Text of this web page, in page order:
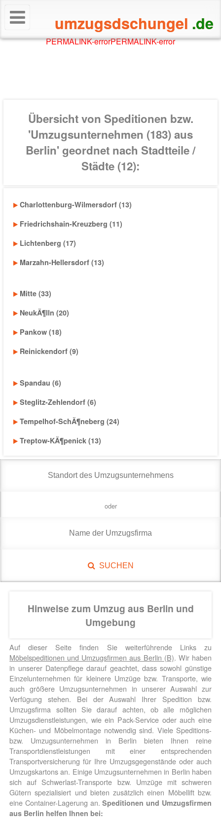
umzugsdschungel .de
PERMALINK-errorPERMALINK-error
Übersicht von Speditionen bzw.
'Umzugsunternehmen (183) aus
Berlin'geordnet nach Stadtteile /
Städte (12):
Charlottenburg-Wilmersdorf (13)
Friedrichshain-Kreuzberg (11)
Lichtenberg (17)
Marzahn-Hellersdorf (13)
Mitte (33)
NeukÃ¶lln (20)
Pankow (18)
Reinickendorf (9)
Spandau (6)
Steglitz-Zehlendorf (6)
Tempelhof-SchÃ¶neberg (24)
Treptow-KÃ¶penick (13)
oder
SUCHEN
Hinweise zum Umzug aus Berlin und
Umgebung
Auf dieser Seite finden Sie weiterführende Links zu
Möbelspeditionen und Umzugsfirmen aus Berlin (B). Wir haben
in unserer Datenpflege darauf geachtet, dass sowohl günstige
Einzelunternehmen für kleinere Umzüge bzw. Transporte, wie
auch größere Umzugsunternehmen in unserer Auswahl zur
Verfügung stehen. Bei der Auswahl Ihrer Spedition bzw.
Umzugsfirma sollten Sie darauf achten, ob alle möglichen
Umzugsdienstleistungen, wie ein Pack-Service oder auch eine
Küchen- und Möbelmontage notwendig sind. Viele Speditions-
bzw. Umzugsunternehmen in Berlin bieten Ihnen reine
Transportdienstleistungen mit einer entsprechenden
Transportversicherung für Ihre Umzugsgegenstände oder auch
Umzugskartons an. Einige Umzugsunternehmen in Berlin haben
sich auf Schwerlast-Transporte bzw. Umzüge mit schweren
Gütern spezialisiert und bieten zusätzlich einen Möbellift bzw.
eine Container-Lagerung an.Speditionen und Umzugsfirmen
aus Berlin helfen Ihnen bei: